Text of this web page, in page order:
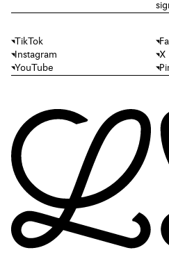
TikTok
Instagram
X
YouTube